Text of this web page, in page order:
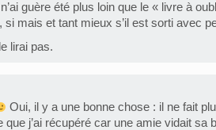
guère été plus loin que le « livre à
si mais et tant mieux s’il est sorti avec
lirai pas.
Oui, il y a une bonne chose : il ne fait
que j’ai récupéré car une amie vidait sa